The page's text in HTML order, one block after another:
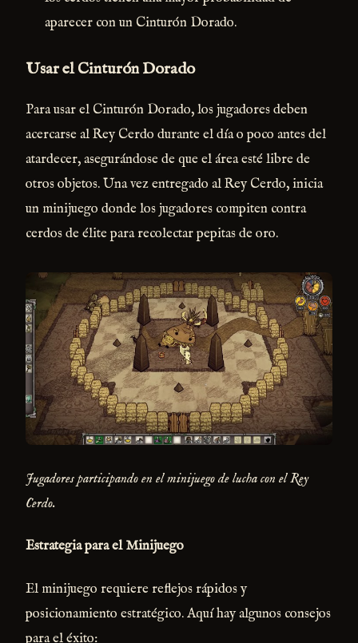
aparecer con un Cinturón Dorado.
Usar el Cinturón Dorado
Para usar el Cinturón Dorado, los jugadores deben
acercarse al Rey Cerdo durante el día o poco antes del
atardecer, asegurándose de que el área esté libre de
otros objetos. Una vez entregado al Rey Cerdo, inicia
un minijuego donde los jugadores compiten contra
cerdos de élite para recolectar pepitas de oro.
Jugadores participando en el minijuego de lucha con el Rey
Cerdo.
Estrategia para el Minijuego
El minijuego requiere reflejos rápidos y
posicionamiento estratégico. Aquí hay algunos consejos
para el éxito: